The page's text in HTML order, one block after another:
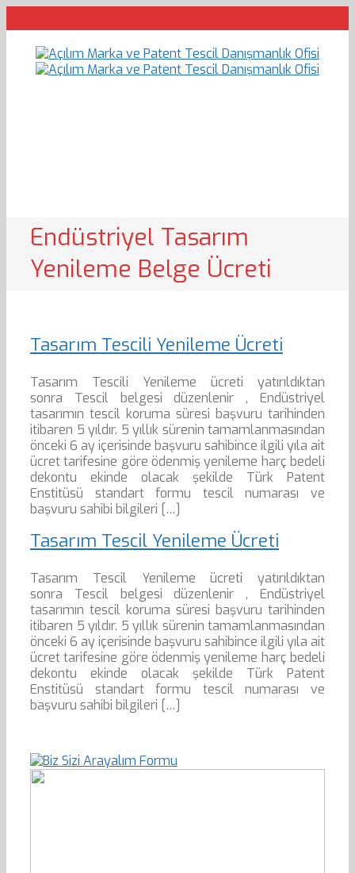
Endüstriyel Tasarım
Yenileme Belge Ücreti
Tasarım Tescili Yenileme Ücreti
Tasarım Tescili Yenileme ücreti yatırıldıktan
sonra Tescil belgesi düzenlenir , Endüstriyel
tasarımın tescil koruma süresi başvuru tarihinden
itibaren 5 yıldır. 5 yıllık sürenin tamamlanmasından
önceki 6 ay içerisinde başvuru sahibince ilgili yıla ait
ücret tarifesine göre ödenmiş yenileme harç bedeli
dekontu ekinde olacak şekilde Türk Patent
Enstitüsü standart formu tescil numarası ve
başvuru sahibi bilgileri […]
Tasarım Tescil Yenileme Ücreti
Tasarım Tescil Yenileme ücreti yatırıldıktan
sonra Tescil belgesi düzenlenir , Endüstriyel
tasarımın tescil koruma süresi başvuru tarihinden
itibaren 5 yıldır. 5 yıllık sürenin tamamlanmasından
önceki 6 ay içerisinde başvuru sahibince ilgili yıla ait
ücret tarifesine göre ödenmiş yenileme harç bedeli
dekontu ekinde olacak şekilde Türk Patent
Enstitüsü standart formu tescil numarası ve
başvuru sahibi bilgileri […]